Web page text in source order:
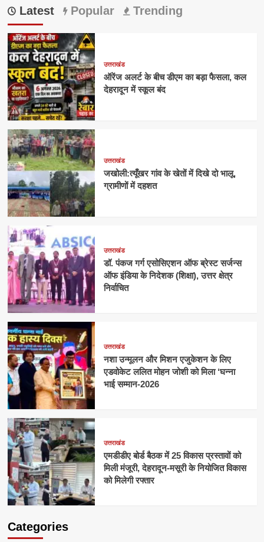
Latest Popular Trending
उत्तराखंड
ऑरेंज अलर्ट के बीच डीएम का बड़ा फैसला, कल
देहरादून में स्कूल बंद
उत्तराखंड
जखोली:त्यूँखर गांव के खेतों में दिखे दो भालू,
ग्रामीणों में दहशत
उत्तराखंड
डॉ. पंकज गर्ग एसोसिएशन ऑफ ब्रेस्ट सर्जन्स
ऑफ इंडिया के निदेशक (शिक्षा), उत्तर क्षेत्र
निर्वाचित
उत्तराखंड
नशा उन्मूलन और मिशन एजुकेशन के लिए
एडवोकेट ललित मोहन जोशी को मिला ‘घन्ना
भाई सम्मान-2026
उत्तराखंड
एमडीडीए बोर्ड बैठक में 25 विकास प्रस्तावों को
मिली मंजूरी, देहरादून-मसूरी के नियोजित विकास
को मिलेगी रफ्तार
Categories